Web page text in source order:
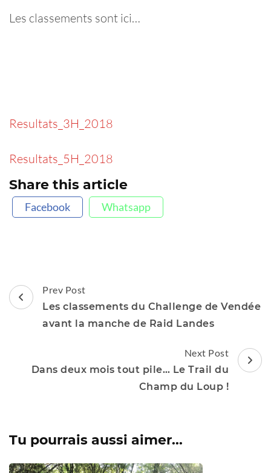
Les classements sont ici…
Resultats_3H_2018
Resultats_5H_2018
Share this article
Facebook Whatsapp
Post
Navigation
Prev Post
Les classements du Challenge de Vendée
avant la manche de Raid Landes
Next Post
Dans deux mois tout pile… Le Trail du
Champ du Loup !
Tu pourrais aussi aimer...